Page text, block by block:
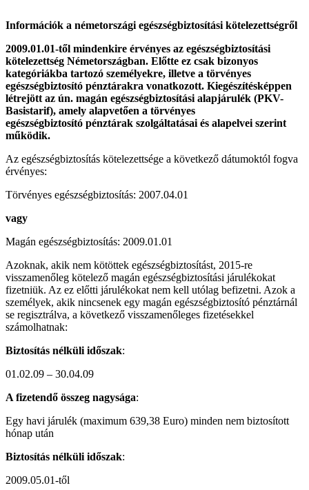
Információk a németországi egészségbiztosítási kötelezettségről
2009.01.01-től mindenkire érvényes az egészségbiztosítási
kötelezettség Németországban. Előtte ez csak bizonyos
kategóriákba tartozó személyekre, illetve a törvényes
egészségbiztosító pénztárakra vonatkozott. Kiegészítésképpen
létrejött az ún. magán egészségbiztosítási alapjárulék (PKV-
Basistarif), amely alapvetően a törvényes
egészségbiztosító pénztárak szolgáltatásai és alapelvei szerint
működik.
Az egészségbiztosítás kötelezettsége a következő dátumoktól fogva
érvényes:
Törvényes egészségbiztosítás: 2007.04.01
vagy
Magán egészségbiztosítás: 2009.01.01
Azoknak, akik nem kötöttek egészségbiztosítást, 2015-re
visszamenőleg kötelező magán egészségbiztosítási járulékokat
fizetniük. Az ez előtti járulékokat nem kell utólag befizetni. Azok a
személyek, akik nincsenek egy magán egészségbiztosító pénztárnál
se regisztrálva, a következő visszamenőleges fizetésekkel
számolhatnak:
Biztosítás nélküli időszak:
01.02.09 – 30.04.09
A fizetendő összeg nagysága:
Egy havi járulék (maximum 639,38 Euro) minden nem biztosított
hónap után
Biztosítás nélküli időszak:
2009.05.01-től